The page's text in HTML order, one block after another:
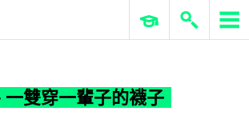
- 一雙穿一輩子的襪子
ERP 與商業 AI
雙穿一輩子的襪子